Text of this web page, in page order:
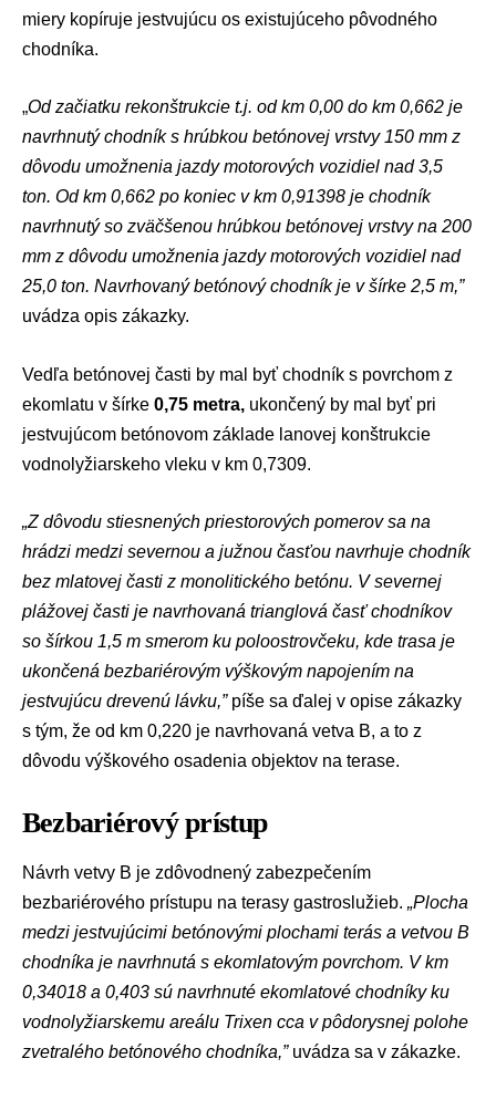
miery kopíruje jestvujúcu os existujúceho pôvodného
chodníka.
„Od začiatku rekonštrukcie t.j. od km 0,00 do km 0,662 je
navrhnutý chodník s hrúbkou betónovej vrstvy 150 mm z
dôvodu umožnenia jazdy motorových vozidiel nad 3,5
ton. Od km 0,662 po koniec v km 0,91398 je chodník
navrhnutý so zväčšenou hrúbkou betónovej vrstvy na 200
mm z dôvodu umožnenia jazdy motorových vozidiel nad
25,0 ton. Navrhovaný betónový chodník je v šírke 2,5 m,”
uvádza opis zákazky.
Vedľa betónovej časti by mal byť chodník s povrchom z
ekomlatu v šírke 0,75 metra, ukončený by mal byť pri
jestvujúcom betónovom základe lanovej konštrukcie
vodnolyžiarskeho vleku v km 0,7309.
„Z dôvodu stiesnených priestorových pomerov sa na
hrádzi medzi severnou a južnou časťou navrhuje chodník
bez mlatovej časti z monolitického betónu. V severnej
plážovej časti je navrhovaná trianglová časť chodníkov
so šírkou 1,5 m smerom ku poloostrovčeku, kde trasa je
ukončená bezbariérovým výškovým napojením na
jestvujúcu drevenú lávku,”píše sa ďalej v opise zákazky
s tým, že od km 0,220 je navrhovaná vetva B, a to z
dôvodu výškového osadenia objektov na terase.
Bezbariérový prístup
Návrh vetvy B je zdôvodnený zabezpečením
bezbariérového prístupu na terasy gastroslužieb. „Plocha
medzi jestvujúcimi betónovými plochami terás a vetvou B
chodníka je navrhnutá s ekomlatovým povrchom. V km
0,34018 a 0,403 sú navrhnuté ekomlatové chodníky ku
vodnolyžiarskemu areálu Trixen cca v pôdorysnej polohe
zvetralého betónového chodníka,”uvádza sa v zákazke.